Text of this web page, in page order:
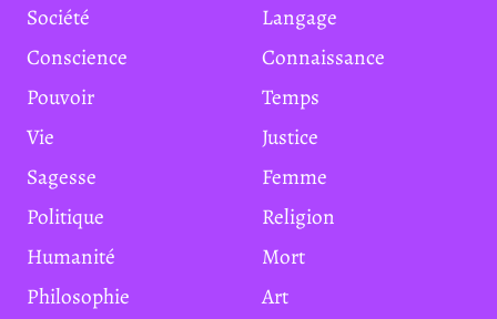
Société
Langage
Conscience
Connaissance
Pouvoir
Temps
Vie
Justice
Sagesse
Femme
Politique
Religion
Humanité
Mort
Philosophie
Art